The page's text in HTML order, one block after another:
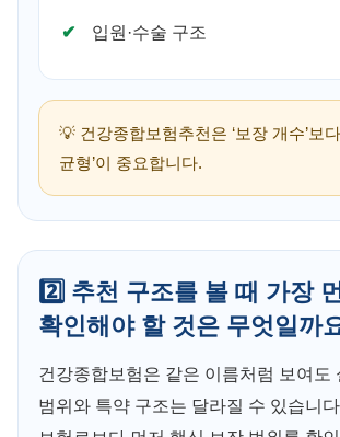
입원·수술 구조
💡 건강종합보험추천은 ‘보장 개수’보
균형’이 중요합니다.
2️⃣ 추천 구조를 볼 때 가장
확인해야 할 것은 무엇일까
건강종합보험은 같은 이름처럼 보여도
범위와 특약 구조는 달라질 수 있습니